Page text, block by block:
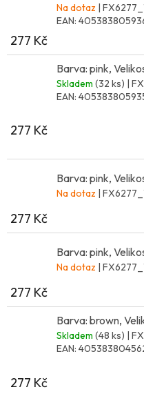
Na dotaz |
EAN:
277 Kč
Barva: pink,
Skladem (32 ks) |
EAN:
277 Kč
Barva: pink,
Na dotaz |
277 Kč
Barva: pink,
Na dotaz |
277 Kč
Barva: brown,
Skladem (48 ks) |
EAN:
277 Kč